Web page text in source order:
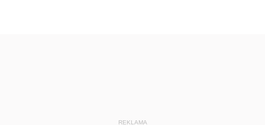
REKLAMA